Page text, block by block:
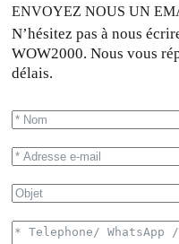
ENVOYEZ NOUS UN
N’hésitez pas à nous
WOW2000. Nous vous
délais.